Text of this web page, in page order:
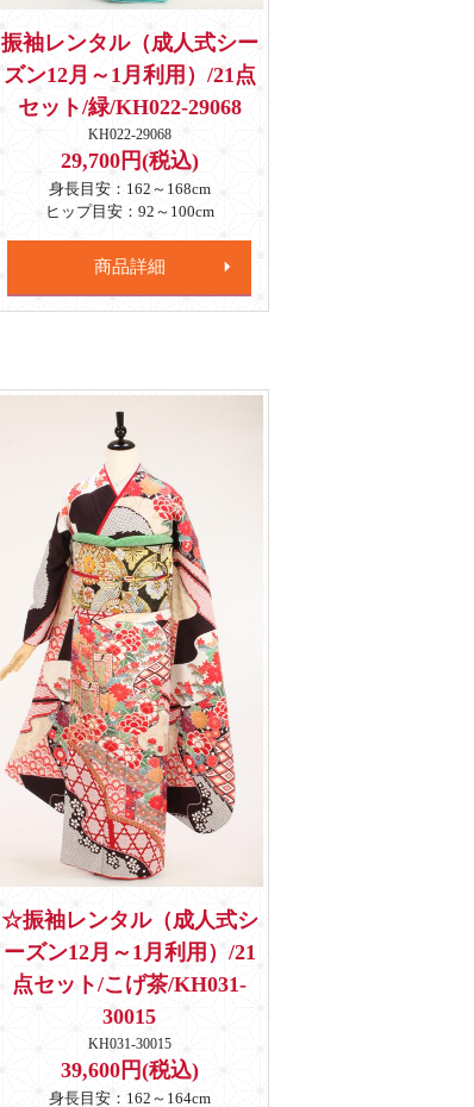
振袖レンタル（成人式シー
ズン12月～1月利用）/21点
セット/緑/KH022-29068
KH022-29068
29,700円(税込)
身長目安：162～168cm
ヒップ目安：92～100cm
商品詳細
☆振袖レンタル（成人式シ
ーズン12月～1月利用）/21
点セット/こげ茶/KH031-
30015
KH031-30015
39,600円(税込)
身長目安：162～164cm